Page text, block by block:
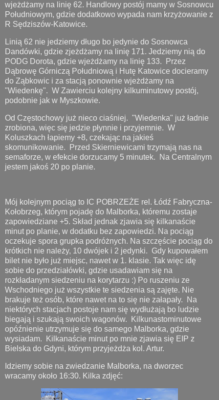
wjeżdżamy na linię 62. Handlowy postój mamy w Sosnowcu
Południowym, gdzie dodatkowo wypada nam krzyżowanie z
R Sędziszów-Katowice.
Linią 62 nie jedziemy długo bo jedynie do Sosnowca
Dandówki, gdzie zjeżdżamy na linię 171. Jedziemy nią do
PODG Dorota, gdzie wjeżdżamy na linię 133. Przez
Dąbrowę Górniczą Południową i Hutę Katowice docieramy
do Ząbkowic i za stacją ponownie wjeżdżamy na
"Wiedenkę". W Zawierciu kolejny kilkuminutowy postój,
podobnie jak w Myszkowie.
Od Częstochowy już nieco ciaśniej. "Wiedenka" już ładnie
zrobiona, więc się jedzie płynnie i przyjemnie. W
Koluszkach łapiemy +8, czekając na jakieś
skomunikowanie. Przed Skierniewicami trzymają nas na
semaforze, w efekcie dorzucamy 5 minutek. Na Centralnym
jestem jakoś 20 po planie.
Mój kolejnym pociąg to IC POBRZEŻE rel. Łódź Fabryczna-
Kołobrzeg, którym pojadę do Malborka, któremu zostaje
zapowiedziane +5. Skład jednak zjawia się kilkanaście
minut po planie, w dodatku bez zapowiedzi. Na pociąg
oczekuje spora grupka podróżnych. Na szczęście pociąg do
krótkich nie należy, 10 dwójek i 2 jedynki. Gdy kupowałem
bilet nie było już miejsc, nawet w 1. klasie. Tak więc idę
sobie do przedziałówki, gdzie usadawiam się na
rozkładanym siedzeniu na korytarzu :) Po ruszeniu ze
Wschodniego już wszystkie te siedzenia są zajęte. Nie
brakuje też osób, które nawet na to się nie załapały. Na
niektórych stacjach postoje nam się wydłużają bo ludzie
biegają i szukają swoich wagonów. Kilkunastominutowe
opóźnienie utrzymuje się do samego Malborka, gdzie
wysiadam. Kilkanaście minut po mnie zjawia się EIP z
Bielska do Gdyni, którym przyjeżdża kol. Artur.
Idziemy sobie na zwiedzanie Malborka, na dworzec
wracamy około 16:30. Kilka zdjęć: